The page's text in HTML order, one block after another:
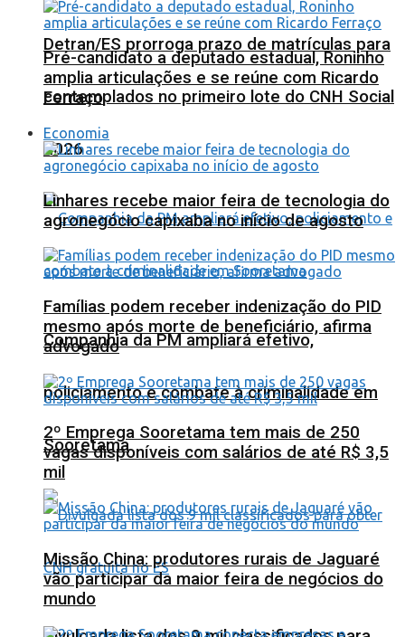
Detran/ES prorroga prazo de matrículas para
contemplados no primeiro lote do CNH Social
2026
Companhia da PM ampliará efetivo,
policiamento e combate à criminalidade em
Sooretama
Pré-candidato a deputado estadual, Roninho
amplia articulações e se reúne com Ricardo
Ferraço
Economia
Linhares recebe maior feira de tecnologia do
agronegócio capixaba no início de agosto
Famílias podem receber indenização do PID
mesmo após morte de beneficiário, afirma
advogado
2º Emprega Sooretama tem mais de 250
vagas disponíveis com salários de até R$ 3,5
mil
Missão China: produtores rurais de Jaguaré
vão participar da maior feira de negócios do
mundo